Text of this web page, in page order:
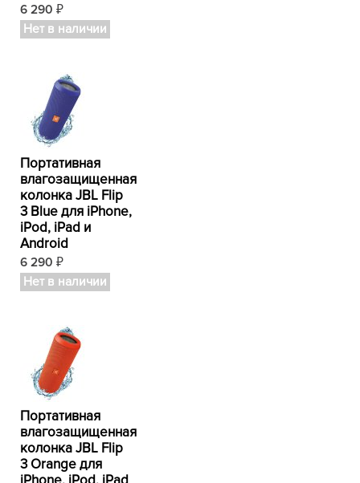
6 290 ₽
Нет в наличии
Портативная
влагозащищенная
колонка JBL Flip
3 Blue для iPhone,
iPod, iPad и
Android
6 290 ₽
Нет в наличии
Портативная
влагозащищенная
колонка JBL Flip
3 Orange для